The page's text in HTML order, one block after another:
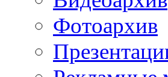
Фотоархив